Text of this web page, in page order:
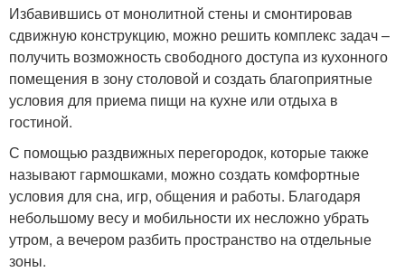
Избавившись от монолитной стены и смонтировав
сдвижную конструкцию, можно решить комплекс задач –
получить возможность свободного доступа из кухонного
помещения в зону столовой и создать благоприятные
условия для приема пищи на кухне или отдыха в
гостиной.
С помощью раздвижных перегородок, которые также
называют гармошками, можно создать комфортные
условия для сна, игр, общения и работы. Благодаря
небольшому весу и мобильности их несложно убрать
утром, а вечером разбить пространство на отдельные
зоны.